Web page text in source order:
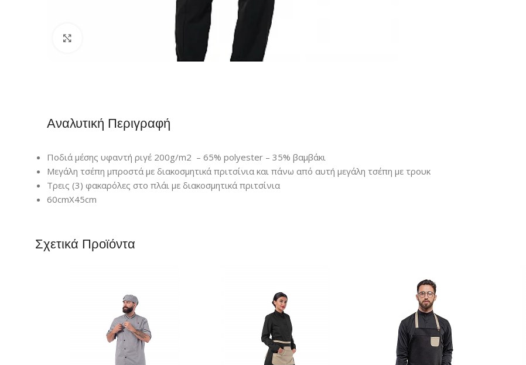
Αναλυτική Περιγραφή
Ποδιά μέσης υφαντή ριγέ 200g/m2 – 65% polyester – 35% βαμβάκι
Μεγάλη τσέπη μπροστά με διακοσμητικά πριτσίνια και πάνω από αυτή μεγάλη τσέπη με τρουκ
Τρεις (3) φακαρόλες στο πλάι με διακοσμητικά πριτσίνια
60cmX45cm
Σχετικά Προϊόντα